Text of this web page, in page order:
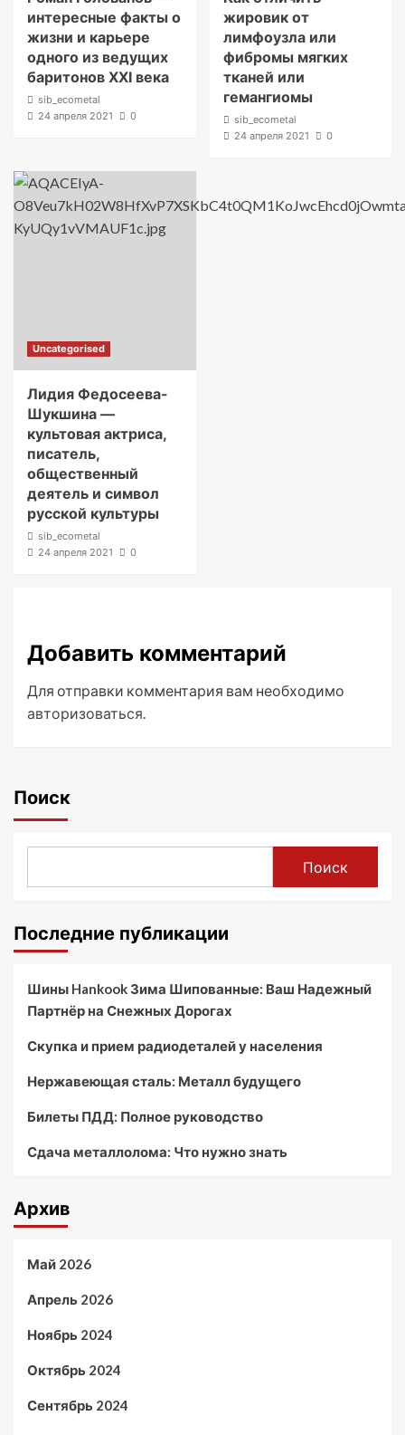
интересные факты о
жизни и карьере
одного из ведущих
баритонов XXI века
sib_ecometal
24 апреля 2021
0
жировик от
лимфоузла или
фибромы мягких
тканей или
гемангиомы
sib_ecometal
24 апреля 2021
0
Uncategorised
Лидия Федосеева-
Шукшина —
культовая актриса,
писатель,
общественный
деятель и символ
русской культуры
sib_ecometal
24 апреля 2021
0
Добавить комментарий
Для отправки комментария вам необходимо
авторизоваться.
Поиск
Поиск
Последние публикации
Шины Hankook Зима Шипованные: Ваш Надежный
Партнёр на Снежных Дорогах
Скупка и прием радиодеталей у населения
Нержавеющая сталь: Металл будущего
Билеты ПДД: Полное руководство
Сдача металлолома: Что нужно знать
Архив
Май 2026
Апрель 2026
Ноябрь 2024
Октябрь 2024
Сентябрь 2024